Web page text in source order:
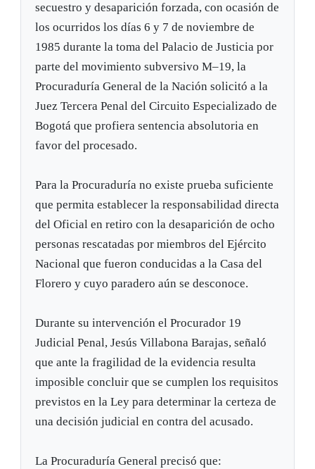
secuestro y desaparición forzada, con ocasión de
los ocurridos los días 6 y 7 de noviembre de
1985 durante la toma del Palacio de Justicia por
parte del movimiento subversivo M–19, la
Procuraduría General de la Nación solicitó a la
Juez Tercera Penal del Circuito Especializado de
Bogotá que profiera sentencia absolutoria en
favor del procesado.
Para la Procuraduría no existe prueba suficiente
que permita establecer la responsabilidad directa
del Oficial en retiro con la desaparición de ocho
personas rescatadas por miembros del Ejército
Nacional que fueron conducidas a la Casa del
Florero y cuyo paradero aún se desconoce.
Durante su intervención el Procurador 19
Judicial Penal, Jesús Villabona Barajas, señaló
que ante la fragilidad de la evidencia resulta
imposible concluir que se cumplen los requisitos
previstos en la Ley para determinar la certeza de
una decisión judicial en contra del acusado.
La Procuraduría General precisó que: